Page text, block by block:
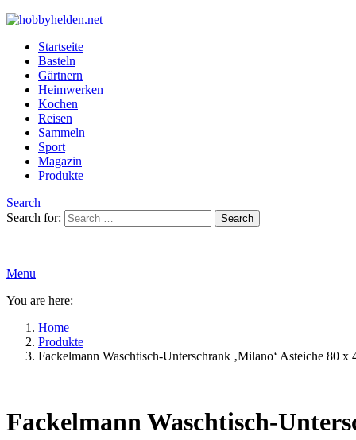
Startseite
Basteln
Gärtnern
Heimwerken
Kochen
Reisen
Sammeln
Sport
Magazin
Produkte
Search
Search for:
Search
Menu
You are here:
Home
Produkte
Fackelmann Waschtisch-Unterschrank ‚Milano‘ Asteiche 80 x
Fackelmann Waschtisch-